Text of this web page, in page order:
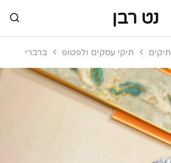
נט רבן
תיקים תיקי עסקים ולפטופ ברברי